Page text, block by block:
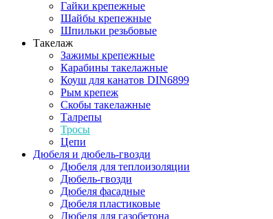
Гайки крепежные
Шайбы крепежные
Шпильки резьбовые
Такелаж
Зажимы крепежные
Карабины такелажные
Коуш для канатов DIN6899
Рым крепеж
Скобы такелажные
Талрепы
Тросы
Цепи
Дюбеля и дюбель-гвозди
Дюбеля для теплоизоляции
Дюбель-гвозди
Дюбеля фасадные
Дюбеля пластиковые
Дюбеля для газобетона